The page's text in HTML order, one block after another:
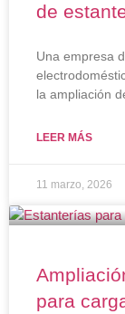
de
Una empresa
la ampliación
LEER MÁS
11 marzo, 2026
para